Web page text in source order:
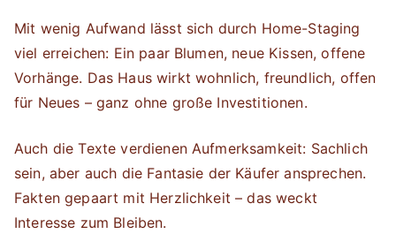
Mit wenig Aufwand lässt sich durch Home-Staging
viel erreichen: Ein paar Blumen, neue Kissen, offene
Vorhänge. Das Haus wirkt wohnlich, freundlich, offen
für Neues – ganz ohne große Investitionen.
Auch die Texte verdienen Aufmerksamkeit: Sachlich
sein, aber auch die Fantasie der Käufer ansprechen.
Fakten gepaart mit Herzlichkeit – das weckt
Interesse zum Bleiben.